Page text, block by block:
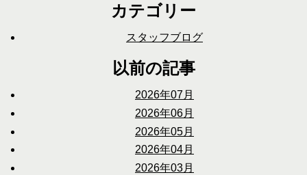
カテゴリー
スタッフブログ
以前の記事
2026年07月
2026年06月
2026年05月
2026年04月
2026年03月